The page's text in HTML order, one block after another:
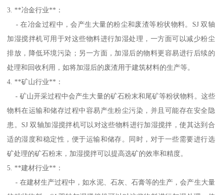
3. **冶金行业**：
- 在冶金过程中，会产生大量的粉尘和废渣等粉状物料。SJ 双轴
加湿搅拌机可用于对这些物料进行加湿处理，一方面可以减少粉尘
排放，降低环境污染；另一方面，加湿后的物料更容易进行后续的
处理和回收利用，如将加湿后的废渣用于建筑材料的生产等。
4. **矿山行业**：
- 矿山开采过程中会产生大量的矿石粉末和尾矿等粉状物料。这些
物料在运输和储存过程中容易产生粉尘污染，并且可能存在安全隐
患。SJ 双轴加湿搅拌机可以对这些物料进行加湿搅拌，使其达到合
适的湿度和稳定性，便于运输和储存。同时，对于一些需要进行选
矿处理的矿石粉末，加湿搅拌可以提高选矿的效率和精度。
5. **建材行业**：
- 在建材生产过程中，如水泥、石灰、石膏等的生产，会产生大量